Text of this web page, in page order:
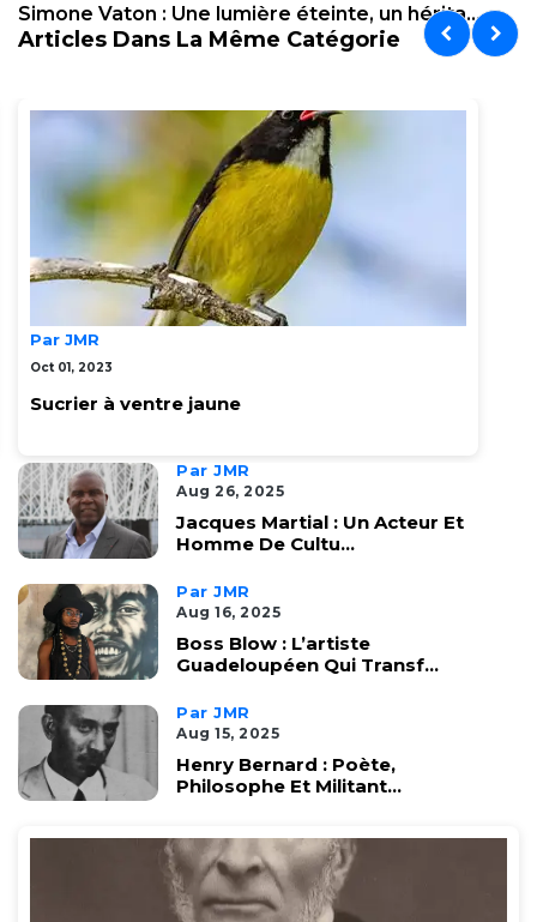
Simone Vaton : Une lumière éteinte, un hérita...
Articles Dans La Même Catégorie
Par JMR
Oct 01, 2023
Sucrier à ventre jaune
Par JMR
Aug 26, 2025
Jacques Martial : Un Acteur Et
Homme De Cultu...
Par JMR
Aug 16, 2025
Boss Blow : L’artiste
Guadeloupéen Qui Transf...
Par JMR
Aug 15, 2025
Henry Bernard : Poète,
Philosophe Et Militant...